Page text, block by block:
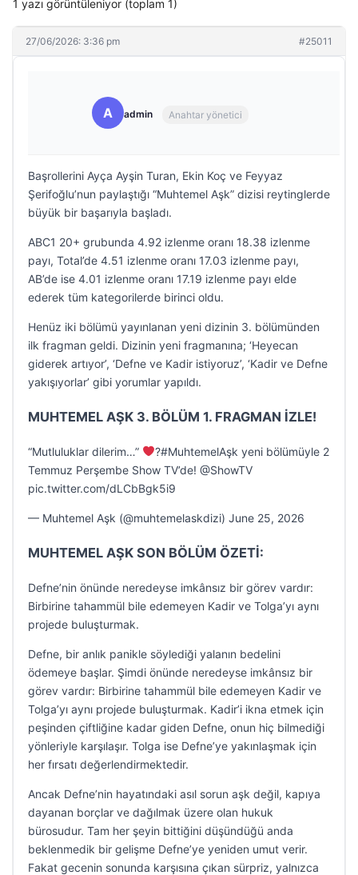
1 yazı görüntüleniyor (toplam 1)
27/06/2026: 3:36 pm #25011
A admin Anahtar yönetici
Başrollerini Ayça Ayşin Turan, Ekin Koç ve Feyyaz
Şerifoğlu’nun paylaştığı “Muhtemel Aşk” dizisi reytinglerde
büyük bir başarıyla başladı.
ABC1 20+ grubunda 4.92 izlenme oranı 18.38 izlenme
payı, Total’de 4.51 izlenme oranı 17.03 izlenme payı,
AB’de ise 4.01 izlenme oranı 17.19 izlenme payı elde
ederek tüm kategorilerde birinci oldu.
Henüz iki bölümü yayınlanan yeni dizinin 3. bölümünden
ilk fragman geldi. Dizinin yeni fragmanına; ‘Heyecan
giderek artıyor’, ‘Defne ve Kadir istiyoruz’, ‘Kadir ve Defne
yakışıyorlar’ gibi yorumlar yapıldı.
MUHTEMEL AŞK 3. BÖLÜM 1. FRAGMAN İZLE!
“Mutluluklar dilerim…”
‍?#MuhtemelAşk yeni bölümüyle 2
Temmuz Perşembe Show TV’de! @ShowTV
pic.twitter.com/dLCbBgk5i9
— Muhtemel Aşk (@muhtemelaskdizi) June 25, 2026
MUHTEMEL AŞK SON BÖLÜM ÖZETİ:
Defne’nin önünde neredeyse imkânsız bir görev vardır:
Birbirine tahammül bile edemeyen Kadir ve Tolga’yı aynı
projede buluşturmak.
Defne, bir anlık panikle söylediği yalanın bedelini
ödemeye başlar. Şimdi önünde neredeyse imkânsız bir
görev vardır: Birbirine tahammül bile edemeyen Kadir ve
Tolga’yı aynı projede buluşturmak. Kadir’i ikna etmek için
peşinden çiftliğine kadar giden Defne, onun hiç bilmediği
yönleriyle karşılaşır. Tolga ise Defne’ye yakınlaşmak için
her fırsatı değerlendirmektedir.
Ancak Defne’nin hayatındaki asıl sorun aşk değil, kapıya
dayanan borçlar ve dağılmak üzere olan hukuk
bürosudur. Tam her şeyin bittiğini düşündüğü anda
beklenmedik bir gelişme Defne’ye yeniden umut verir.
Fakat gecenin sonunda karşısına çıkan sürpriz, yalnızca